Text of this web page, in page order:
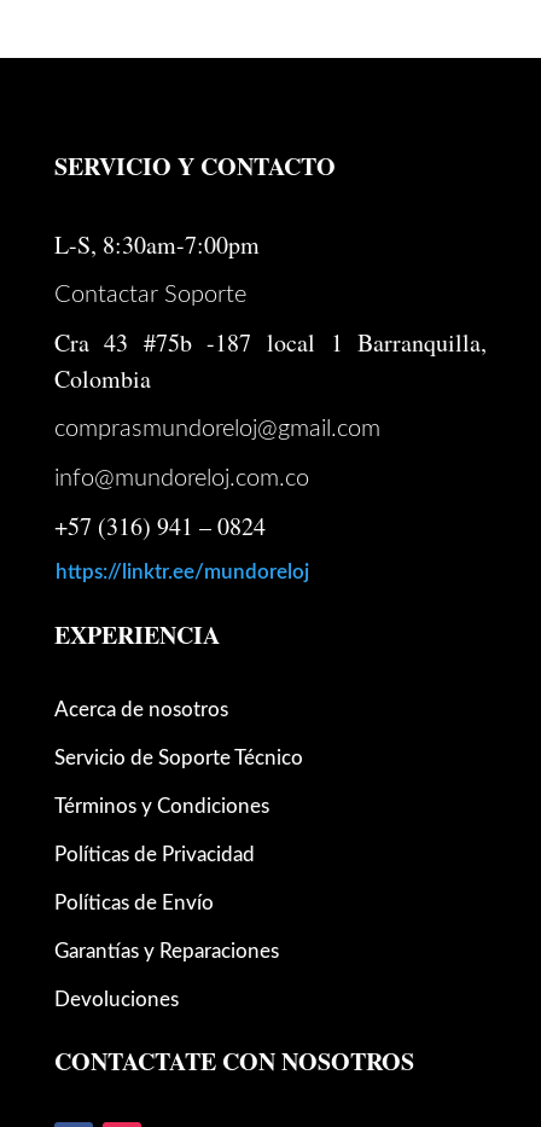
era:
es:
SERVICIO Y CONTACTO
L-S, 8:30am-7:00pm
Contactar Soporte
Cra 43 #75b -187 local 1 Barranquilla,
Colombia
comprasmundoreloj@gmail.com
info@mundoreloj.com.co
+57 (316) 941 – 0824
https://linktr.ee/mundoreloj
EXPERIENCIA
Acerca de nosotros
Servicio de Soporte Técnico
Términos y Condiciones
Políticas de Privacidad
Políticas de Envío
Garantías y Reparaciones
Devoluciones
CONTACTATE CON NOSOTROS